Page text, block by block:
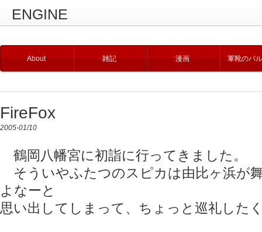
ENGINE
About 雑記 漫画 軍靴のバ
FireFox
2005-01/10
鶴岡八幡宮に初詣に行ってきました。
そういやふたつのスピカは由比ヶ浜が
よなーと
思い出してしまって、ちょっと巡礼した